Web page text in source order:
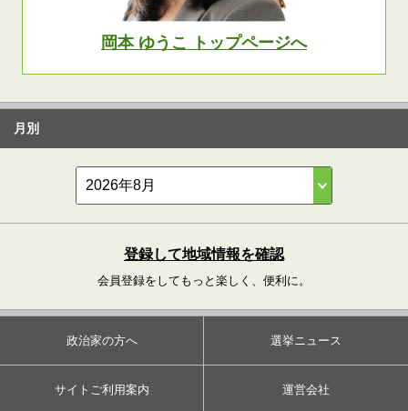
岡本 ゆうこ トップページへ
月別
登録して地域情報を確認
会員登録をしてもっと楽しく、便利に。
政治家の方へ 選挙ニュース
サイトご利用案内 運営会社